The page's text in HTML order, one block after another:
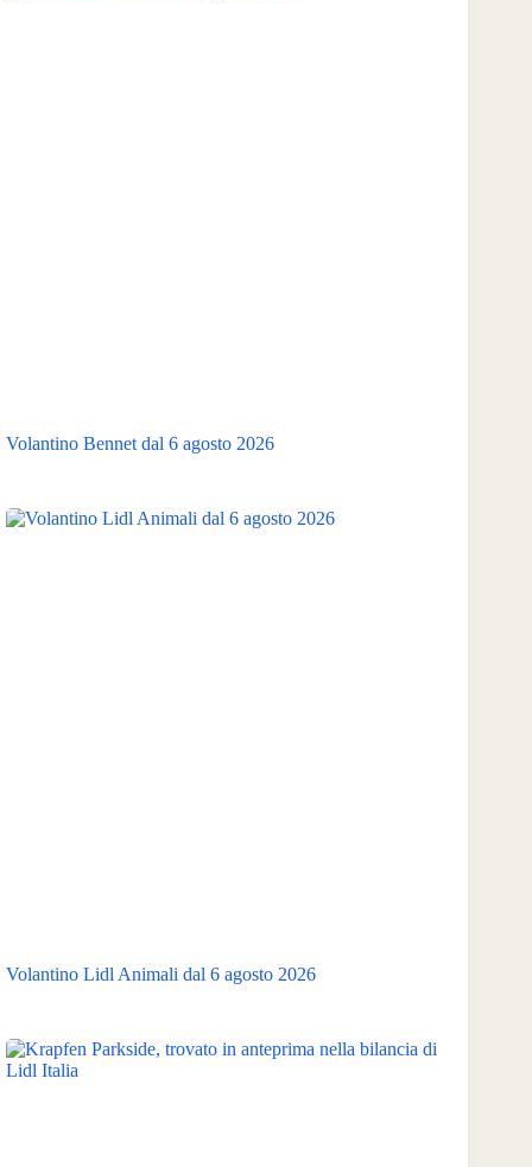
Volantino Bennet dal 6 agosto 2026
Volantino Lidl Animali dal 6 agosto 2026